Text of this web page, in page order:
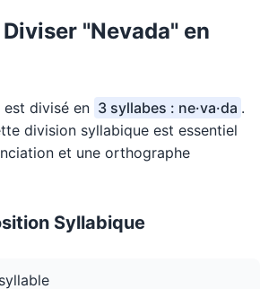
"Nevada" en
est divisé en 3 syllabes : ne·va·da .
division syllabique est essentiel
et une orthographe
Syllabique